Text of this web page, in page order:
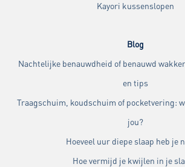
Kayori kussenslopen
Blog
Nachtelijke benauwdheid of benauwd
en tips
Traagschuim, koudschuim of pocketvering:
jou?
Hoeveel uur diepe slaap heb je
Hoe vermijd je kwijlen in je